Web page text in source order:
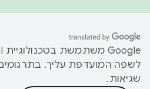
לשפה המועדפת עליך. בתרגומים
שגיאות.